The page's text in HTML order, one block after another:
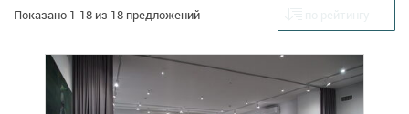
Показано 1-18 из 18 предложений